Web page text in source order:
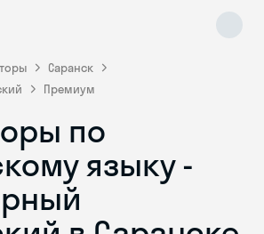
Саранск
Премиум
по
языку -